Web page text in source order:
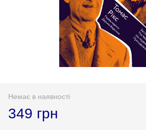
Немає в наявності
349 грн